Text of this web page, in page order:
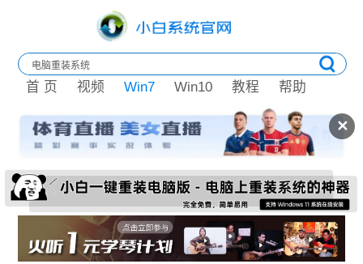
✕
首 页 视频 Win7 Win10 教程 帮助